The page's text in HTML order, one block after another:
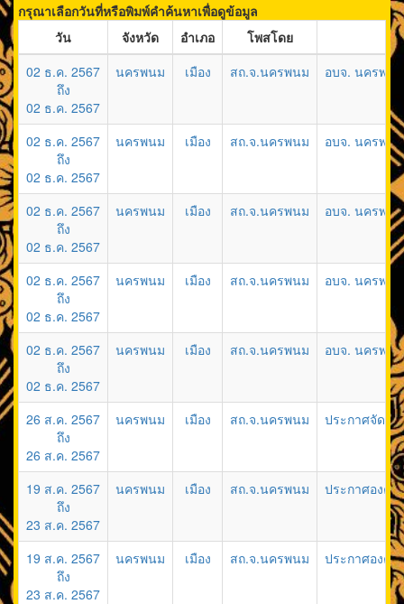
กรุณาเลือกวันที่หรือพิมพ์คำค้นหาเพื่อดูข้อมูล
วัน
จังหวัด อำเภอ
โพสโดย
02 ธ.ค. 2567
ถึง
02 ธ.ค. 2567
นครพนม เมือง สถ.จ.นครพนม อบจ. นครพน
02 ธ.ค. 2567
ถึง
02 ธ.ค. 2567
นครพนม เมือง สถ.จ.นครพนม อบจ. นครพน
02 ธ.ค. 2567
ถึง
02 ธ.ค. 2567
นครพนม เมือง สถ.จ.นครพนม อบจ. นครพน
02 ธ.ค. 2567
ถึง
02 ธ.ค. 2567
นครพนม เมือง สถ.จ.นครพนม อบจ. นครพน
02 ธ.ค. 2567
ถึง
02 ธ.ค. 2567
นครพนม เมือง สถ.จ.นครพนม อบจ. นครพน
26 ส.ค. 2567
ถึง
26 ส.ค. 2567
นครพนม เมือง สถ.จ.นครพนม ประกาศจัดซื้
19 ส.ค. 2567
ถึง
23 ส.ค. 2567
นครพนม เมือง สถ.จ.นครพนม ประกาศองค์
19 ส.ค. 2567
ถึง
23 ส.ค. 2567
นครพนม เมือง สถ.จ.นครพนม ประกาศองค์ก